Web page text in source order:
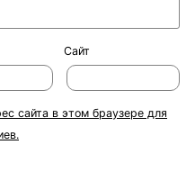
Сайт
сайта в этом браузере для